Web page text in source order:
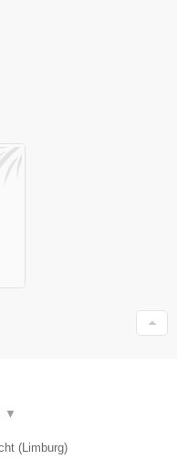
▼
( Limburg)